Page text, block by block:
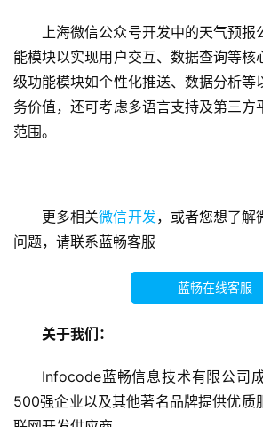
发
小
程
微
P
上海微信公众号开发中的天气预报
能模块以实现用户交互、数据查询等核
级功能模块如个性化推送、数据分析等
务价值，还可考虑多语言支持及第三方
范围。
更多相关微信开发，或者您想了解
问题，请联系蓝畅客服
蓝畅在线客
关于我们：
Infocode蓝畅信息技术有限公司
500强企业以及其他著名品牌提供优质